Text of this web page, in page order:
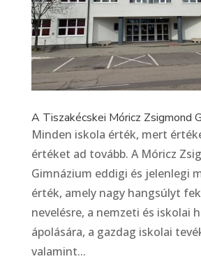
A Tiszakécskei Móricz Zsigmond
Minden iskola érték, mert
értéket ad tovább. A Móricz
Gimnázium eddigi és jelenlegi
érték, amely nagy hangsúlyt
nevelésre, a nemzeti és iskolai
ápolására, a gazdag iskolai
valamint...